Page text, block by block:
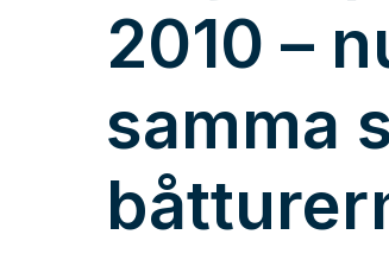
2010 –
samma